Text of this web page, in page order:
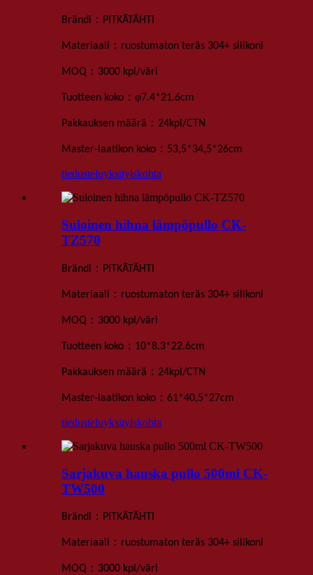
Brändi ： PITKÄTÄHTI
Materiaali ： ruostumaton teräs 304+ silikoni
MOQ ： 3000 kpl/väri
Tuotteen koko ： φ7.4*21.6cm
Pakkauksen määrä ： 24kpl/CTN
Master-laatikon koko ： 53,5*34,5*26cm
tiedusteluyksityiskohta
Suloinen hihna lämpöpullo CK-
TZ570
Brändi ： PITKÄTÄHTI
Materiaali ： ruostumaton teräs 304+ silikoni
MOQ ： 3000 kpl /väri
Tuotteen koko ： 10*8.3*22.6cm
Pakkauksen määrä ： 24kpl /CTN
Master-laatikon koko ： 61*40,5*27cm
tiedusteluyksityiskohta
Sarjakuva hauska pullo 500ml CK-
TW500
Brändi ： PITKÄTÄHTI
Materiaali ： ruostumaton teräs 304+ silikoni
MOQ ： 3000 kpl/väri